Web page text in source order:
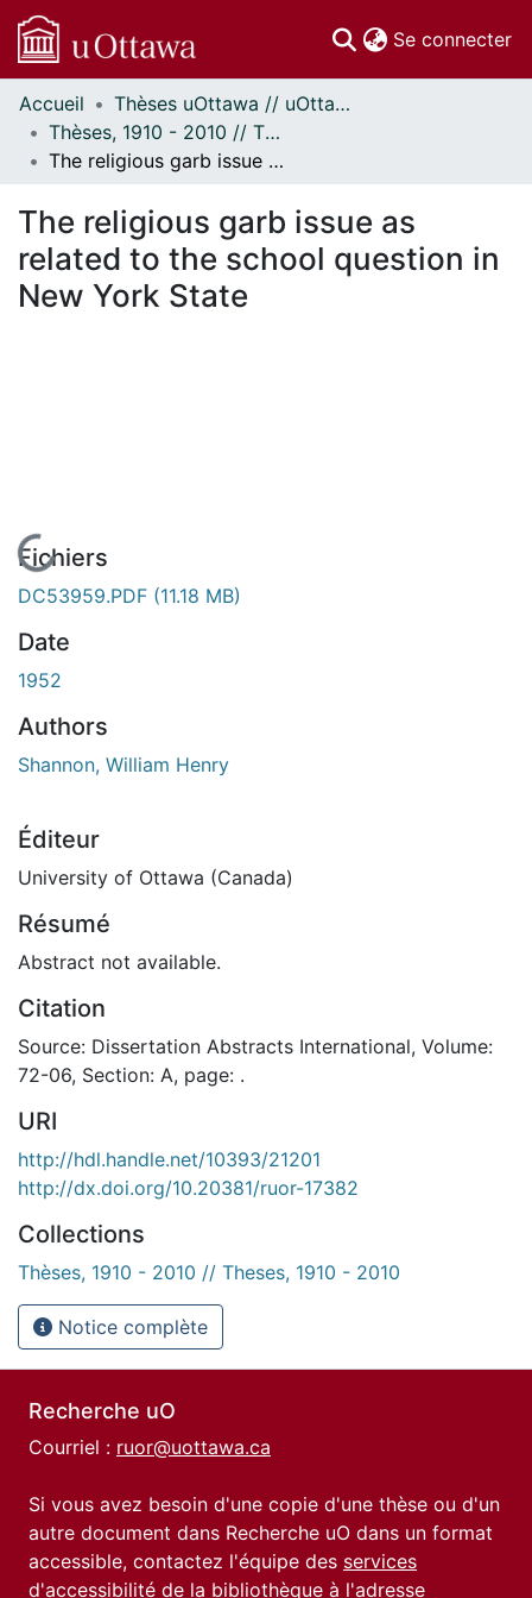
Se connecter
Communautés
et collections
Parcourir
À propos
Accueil
Thèses uOttawa // uOttawa Theses
Thèses, 1910 - 2010 // Theses, 1910 - 2010
The religious garb issue as related to the school question in New York State
The religious garb issue as
related to the school question in
New York State
En cours de chargement...
Fichiers
DC53959.PDF (11.18 MB)
Date
1952
Authors
Shannon, William Henry
Éditeur
University of Ottawa (Canada)
Résumé
Abstract not available.
Citation
Source: Dissertation Abstracts International, Volume:
72-06, Section: A, page: .
URI
http://hdl.handle.net/10393/21201
http://dx.doi.org/10.20381/ruor-17382
Collections
Thèses, 1910 - 2010 // Theses, 1910 - 2010
Notice complète
Recherche uO
Courriel : ruor@uottawa.ca
Si vous avez besoin d'une copie d'une thèse ou d'un
autre document dans Recherche uO dans un format
accessible, contactez l'équipe des services
d'accessibilité de la bibliothèque à l'adresse